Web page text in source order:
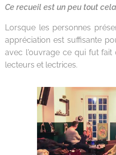
Ce recueil est un peu tout
Lorsque les personnes
appréciation est suffisante
avec l'ouvrage ce qui fut
lecteurs et lectrices.